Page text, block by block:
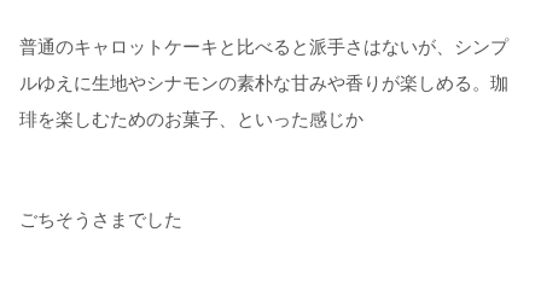
普通のキャロットケーキと比べると派手さはないが、シンプ
ルゆえに生地やシナモンの素朴な甘みや香りが楽しめる。珈
琲を楽しむためのお菓子、といった感じか
ごちそうさまでした